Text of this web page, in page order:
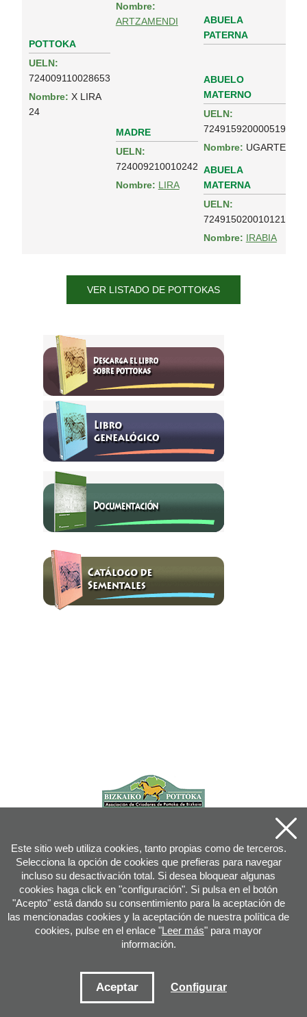
POTTOKA
UELN:
724009110028653
Nombre: X LIRA
24
Nombre:
ARTZAMENDI
ABUELA
PATERNA
MADRE
UELN:
724009210010242
Nombre: LIRA
ABUELO
MATERNO
UELN:
724915920000519
Nombre: UGARTE
ABUELA
MATERNA
UELN:
724915020010121
Nombre: IRABIA
VER LISTADO DE POTTOKAS
info@pottoka.info
Condiciones de uso -Política de privacidad-Política de cookies
Este sitio web utiliza cookies, tanto propias como de terceros.
Selecciona la opción de cookies que prefieras para navegar
incluso su desactivación total. Si desea bloquear algunas
cookies haga click en "configuración". Si pulsa en el botón
"Acepto" está dando su consentimiento para la aceptación de
las mencionadas cookies y la aceptación de nuestra política de
cookies, pulse en el enlace "Leer más" para mayor
información.
Aceptar Configurar